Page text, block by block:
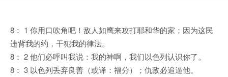
8： 1 你用口吹角吧！敌人如鹰来攻打耶和华的家；因为这民
违背我的约，干犯我的律法。
8： 2 他们必呼叫我说：我的神啊，我们以色列认识你了。
8： 3 以色列丢弃良善（或译：福分）；仇敌必追逼他。